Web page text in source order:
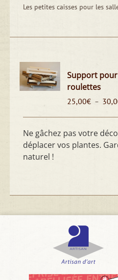
Les petites caisses pour les
Support
roulettes
25,00€ –
Ne gâchez pas votre
déplacer vos plantes.
naturel !